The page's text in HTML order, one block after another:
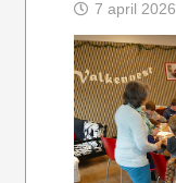
7 april 2026